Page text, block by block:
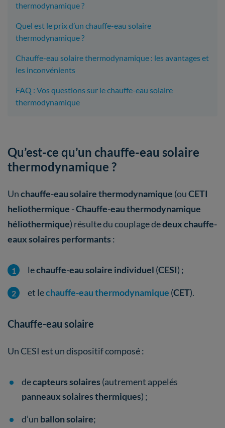
thermodynamique ?
Quel est le prix d’un chauffe-eau solaire
thermodynamique ?
Chauffe-eau solaire thermodynamique : les avantages et
les inconvénients
FAQ : Vos questions sur le chauffe-eau solaire
thermodynamique
Qu’est-ce qu’un chauffe-eau solaire
thermodynamique ?
Unchauffe-eau solaire thermodynamique (ouCETI
heliothermique - Chauffe-eau thermodynamique
héliothermique) résulte du couplage dedeux chauffe-
eauxsolaires performants :
lechauffe-eau solaire individuel (CESI) ;
et lechauffe-eau thermodynamique (CET).
Chauffe-eau solaire
Un CESI est un dispositif composé :
decapteurs solaires (autrement appelés
panneaux solaires thermiques) ;
d’un ballon solaire;